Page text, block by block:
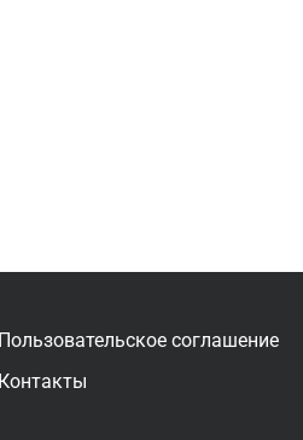
Пользовательское соглашение
Контакты